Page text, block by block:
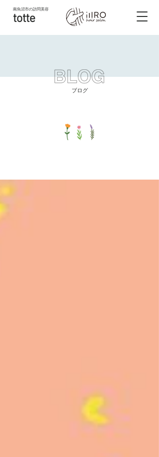
南魚沼市の訪問美容
totte
ブログ